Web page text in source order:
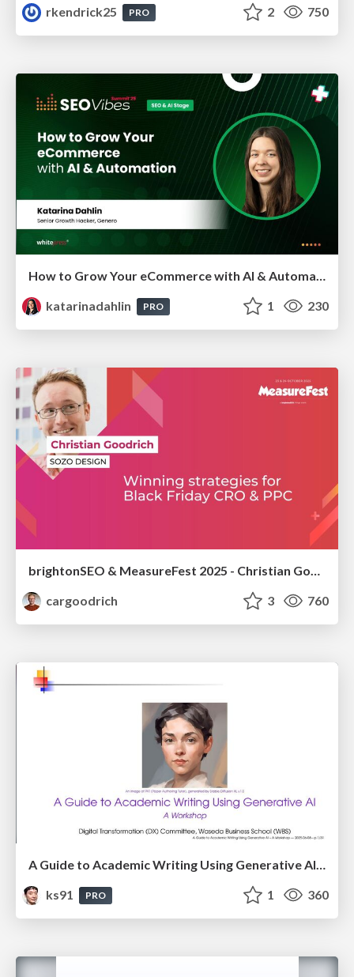
rkendrick25
PRO 2 750
How to Grow Your eCommerce with AI & Automation
katarinadahlin
PRO 1 230
cargoodrich
3 760
A Guide to Academic Writing Using Generative AI - A Workshop
ks91
PRO 1 360